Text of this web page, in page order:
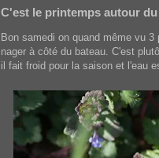
C'est le printemps autour
Bon samedi on quand même vu
nager à côté du bateau. C'est
il fait froid pour la saison et l'eau